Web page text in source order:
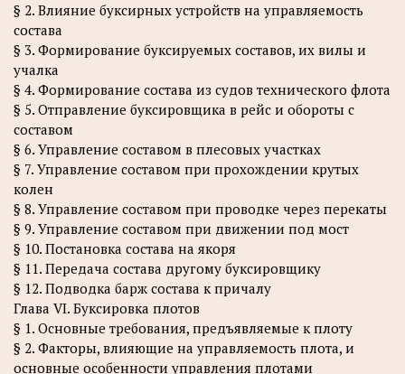
§ 2. Влияние буксирных устройств на управляемость
состава
§ 3. Формирование буксируемых составов, их вилы и
учалка
§ 4. Формирование состава из судов технического флота
§ 5. Отправление буксировщика в рейс и обороты с
составом
§ 6. Управление составом в плесовых участках
§ 7. Управление составом при прохождении крутых
колен
§ 8. Управление составом при проводке через перекаты
§ 9. Управление составом при движении под мост
§ 10. Постановка состава на якоря
§ 11. Передача состава другому буксировщику
§ 12. Подводка барж состава к причалу
Глава VI. Буксировка плотов
§ 1. Основные требования, предъявляемые к плоту
§ 2. Факторы, влияющие на управляемость плота, и
основные особенности управления плотами